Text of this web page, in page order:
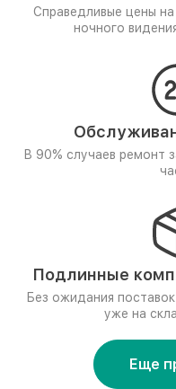
Справедливые цены
ночного
В 90% случаев ремонт
Подлинные
Без ожидания
уже на
Еще